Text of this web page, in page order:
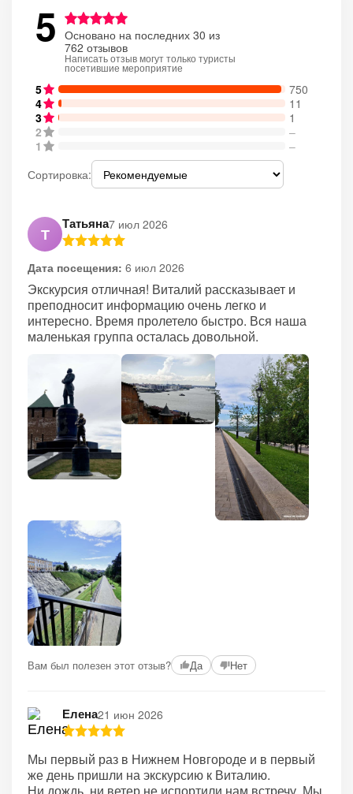
5 Основано на последних 30 из
762 отзывов
Написать отзыв могут только туристы
посетившие мероприятие
5
750
4
11
3
1
2
–
1
–
Сортировка:
Т
Татьяна7 июл 2026
Дата посещения: 6 июл 2026
Экскурсия отличная! Виталий рассказывает и
преподносит информацию очень легко и
интересно. Время пролетело быстро. Вся наша
маленькая группа осталась довольной.
Вам был полезен этот отзыв? Да Нет
Елена21 июн 2026
Мы первый раз в Нижнем Новгороде и в первый
же день пришли на экскурсию к Виталию.